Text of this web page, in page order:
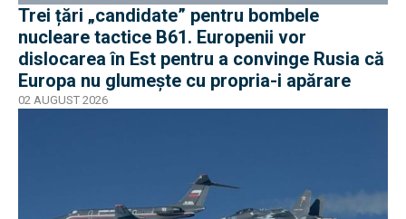
Trei țări „candidate” pentru bombele
nucleare tactice B61. Europenii vor
dislocarea în Est pentru a convinge Rusia că
Europa nu glumește cu propria-i apărare
02 AUGUST 2026